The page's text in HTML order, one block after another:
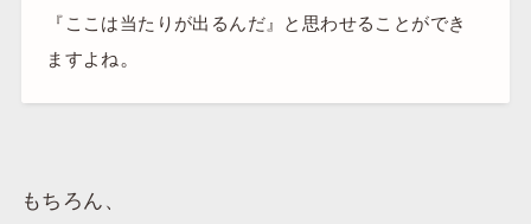
『ここは当たりが出るんだ』と思わせることができ
ますよね。
もちろん、